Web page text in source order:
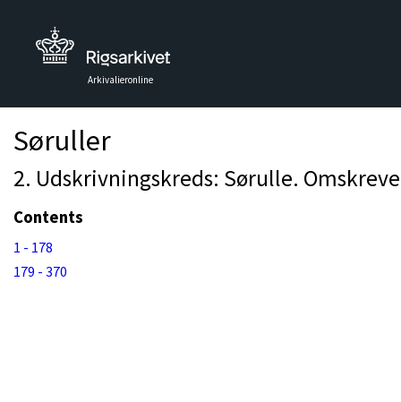
Arkivalieronline
Søruller
2. Udskrivningskreds: Sørulle.
Contents
1 - 178
179 - 370